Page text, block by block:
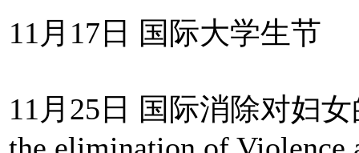
11月17日 国际大学生节
11月25日 国际消除对妇